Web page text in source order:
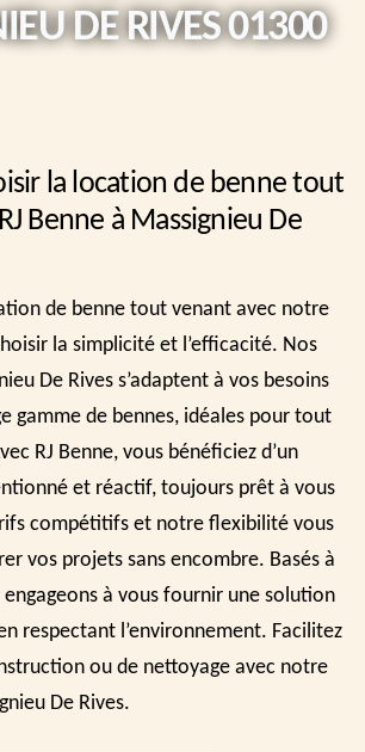
DE RIVES 01300
la location de benne tout
Benne à Massignieu De
de benne tout venant avec notre
la simplicité et l’efficacité. Nos
De Rives s’adaptent à vos besoins
gamme de bennes, idéales pour tout
RJ Benne, vous bénéficiez d’un
et réactif, toujours prêt à vous
compétitifs et notre flexibilité vous
vos projets sans encombre. Basés à
engageons à vous fournir une solution
respectant l’environnement. Facilitez
ou de nettoyage avec notre
De Rives.